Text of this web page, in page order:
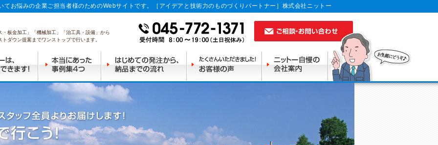
てお悩みの企業ご担当者様のためのWebサイトです。［アイデアと技術力のものづくりパートナー］株式会社ニットー
・板金加工」「機械加工」「治工具・設備」から
ダウン提案までワンストップで行います。